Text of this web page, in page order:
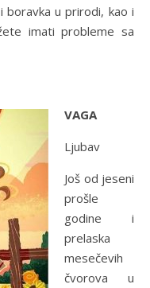
boravka u prirodi, kao i
imati probleme sa
VAGA
Ljubav
Još od jeseni
prošle
godine i
prelaska
mesečevih
čvorova u